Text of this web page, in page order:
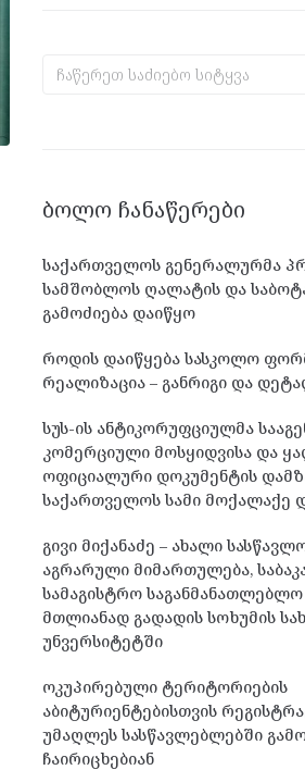
ᲑᲝᲚᲝ ᲩᲐᲜᲐᲬᲔᲠᲔᲑᲘ
საქართველოს გენერალურმა
სამშობლოს ღალატის და
გამოძიება დაიწყო
როდის დაიწყება სასკოლო
რეალიზაცია – განრიგი და
სუს-ის ანტიკორუფციულმა
კომერციული მოსყიდვისა და
ოფიციალური დოკუმენტის
საქართველოს სამი მოქალაქე
გივი მიქანაძე – ახალი
აგრარული მიმართულება,
სამაგისტრო
მთლიანად გადადის სოხუმის
უნვერსიტეტში
ოკუპირებული ტერიტორიების
აბიტურიენტებისთვის
უმაღლეს სასწავლებლებში
ჩაირიცხებიან